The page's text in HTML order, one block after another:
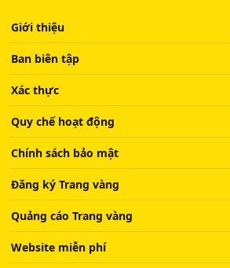
Giới thiệu
Ban biên tập
Xác thực
Quy chế hoạt động
Chính sách bảo mật
Đăng ký Trang vàng
Quảng cáo Trang vàng
Website miễn phí